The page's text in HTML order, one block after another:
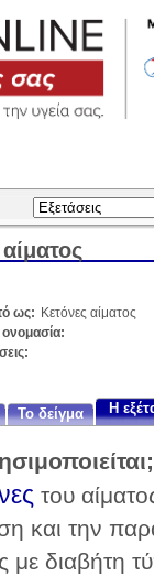
ως: Κετόνες αίματος
ονομασία:
Το δείγμα Η
του
και την
με διαβήτη